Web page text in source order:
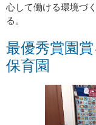
心して働ける環境づ
る。
最優秀賞園
保育園